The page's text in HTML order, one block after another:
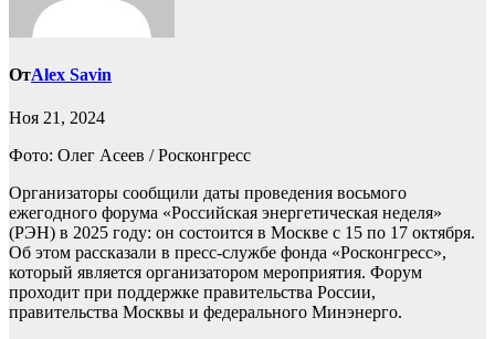
ОтAlex Savin
Ноя 21, 2024
Фото: Олег Асеев / Росконгресс
Организаторы сообщили даты проведения восьмого
ежегодного форума «Российская энергетическая неделя»
(РЭН) в 2025 году: он состоится в Москве с 15 по 17 октября.
Об этом рассказали в пресс-службе фонда «Росконгресс»,
который является организатором мероприятия. Форум
проходит при поддержке правительства России,
правительства Москвы и федерального Минэнерго.